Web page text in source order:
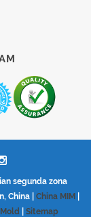
segunda zona
China | China MIM
Sitemap